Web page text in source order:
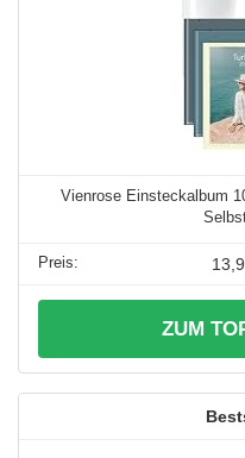
Vienrose Einsteckalbum
ZUM